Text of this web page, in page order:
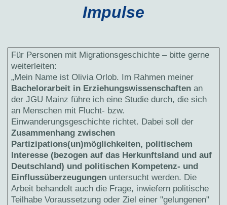
Impulse
Für Personen mit Migrationsgeschichte – bitte gerne
weiterleiten:
„Mein Name ist Olivia Orlob. Im Rahmen meiner
Bachelorarbeit in Erziehungswissenschaftenan
der JGU Mainz führe ich eine Studie durch, die sich
an Menschen mit Flucht- bzw.
Einwanderungsgeschichte richtet. Dabei soll der
Zusammenhang zwischen
Partizipations(un)möglichkeiten, politischem
Interesse (bezogen auf das Herkunftsland und auf
Deutschland) und politischen Kompetenz- und
Einflussüberzeugungenuntersucht werden. Die
Arbeit behandelt auch die Frage, inwiefern politische
Teilhabe Voraussetzung oder Ziel einer "gelungenen"